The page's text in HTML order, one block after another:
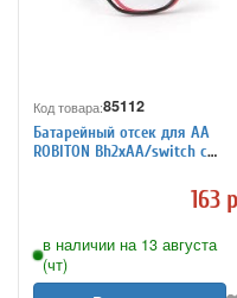
Код товара:85112
Батарейный отсек для АА
ROBITON Bh2xAA/switch с
163
в наличии на 13 августа
(чт)